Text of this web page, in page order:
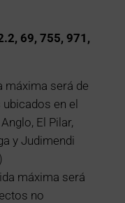
69, 755, 971,
máxima será de
en el
El Pilar,
y Judimendi
máxima será
no